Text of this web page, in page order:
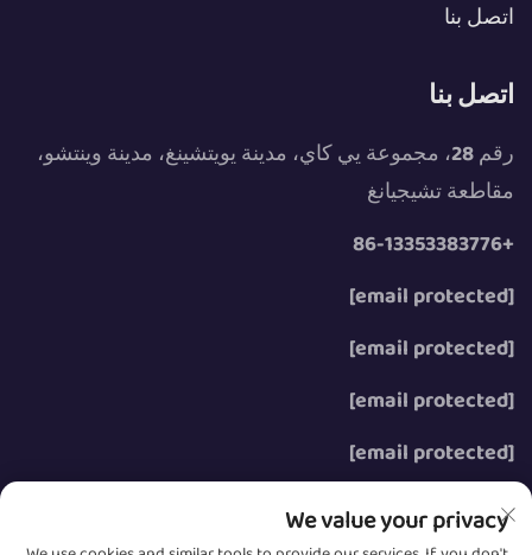
اتصل بنا
اتصل بنا
رقم 28، مجموعة يي كاي، مدينة يويتشينغ، مدينة وينتشو،
مقاطعة تشيجيانغ
+86-13353383776
[email protected]
[email protected]
[email protected]
[email protected]
We value your privacy